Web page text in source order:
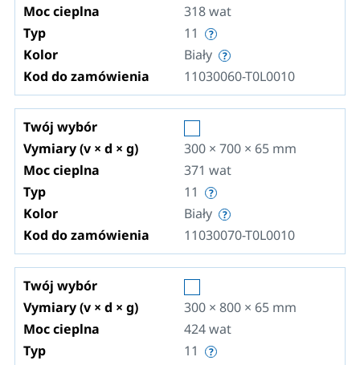
Moc cieplna
318wat
Typ
11
Kolor
Biały
Kod do zamówienia
11030060-T0L0010
Twój wybór
Vymiary (v × d × g)
300 × 700 × 65 mm
Moc cieplna
371 wat
Typ
11
Kolor
Biały
Kod do zamówienia
11030070-T0L0010
Twój wybór
Vymiary (v × d × g)
300 × 800 × 65 mm
Moc cieplna
424wat
Typ
11